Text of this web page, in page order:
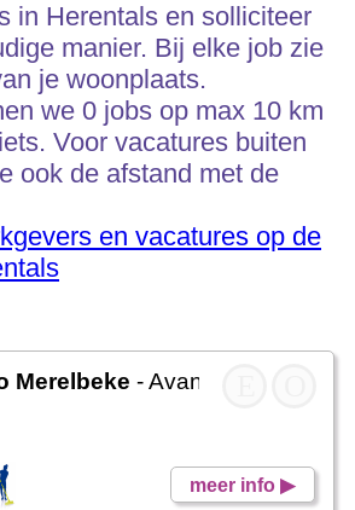
in Herentals en solliciteer
manier. Bij elke job zie
je woonplaats.
we 0 jobs op max 10 km
Voor vacatures buiten
ook de afstand met de
en vacatures op de
Merelbeke - Avanti DC
meer info ▶